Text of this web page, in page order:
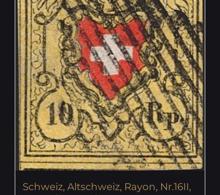
Schweiz, Altschweiz, Rayon, Nr.16II,